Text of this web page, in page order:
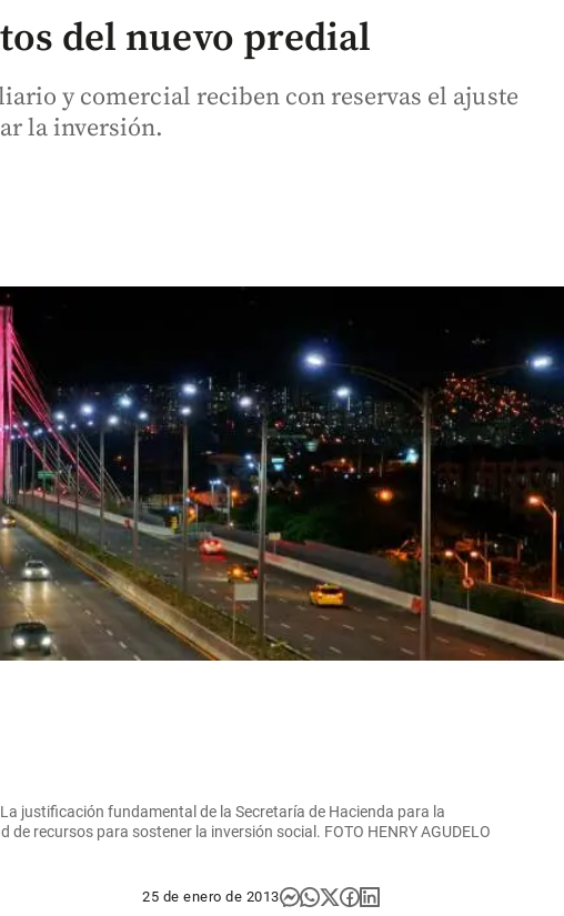
del nuevo predial
y comercial reciben con reservas el ajuste
la inversión.
justificación fundamental de la Secretaría de Hacienda para la
recursos para sostener la inversión social. FOTO HENRY AGUDELO
25 de enero de 2013